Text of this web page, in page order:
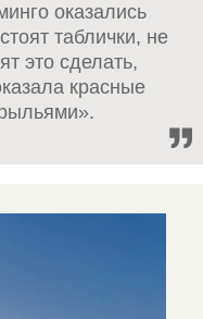
оказались
таблички, не
это сделать,
красные